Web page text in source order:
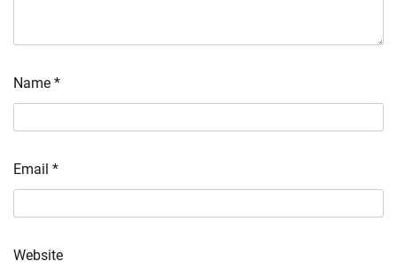
Name *
Email *
Website